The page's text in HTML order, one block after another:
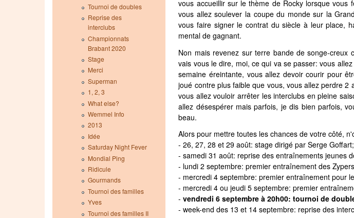
vous accueillir sur le thème de Rocky lorsque
vous allez soulever la coupe du monde sur la
vous faire signer le contrat du siècle à leur place,
mental de gagnant.
Non mais revenez sur terre bande de songe-
vais vous le dire, moi, ce qui va se passer: vous
semaine éreintante, vous allez devoir courir pour
joué contre plus faible que vous, vous allez perdre 2
vous allez vouloir arrêter les interclubs en pleine
allez désespérer mais parfois, je dis bien parfois,
beau.
Alors pour mettre toutes les chances de votre côté,
- 26, 27, 28 et 29 août: stage dirigé par Serge Goffart;
- samedi 31 août: reprise des entraînements jeunes
- lundi 2 septembre: premier entraînement des
- mercredi 4 septembre: premier entraînement pour
- mercredi 4 ou jeudi 5 septembre: premier
-vendredi 6 septembre à 20h00: tournoi de
- week-end des 13 et 14 septembre: reprise des
Tournoi de doubles
Reprise des
interclubs
Championnats
Brabant 2020
Stage
Merci
Superman
1, 2, 3
What else?
Wemmel Info
2013
Idée
Saturday Night Fever
Mondial Ping
Ridicule
Gourmands
Tournoi des familles
Yves
Tournoi des familles II